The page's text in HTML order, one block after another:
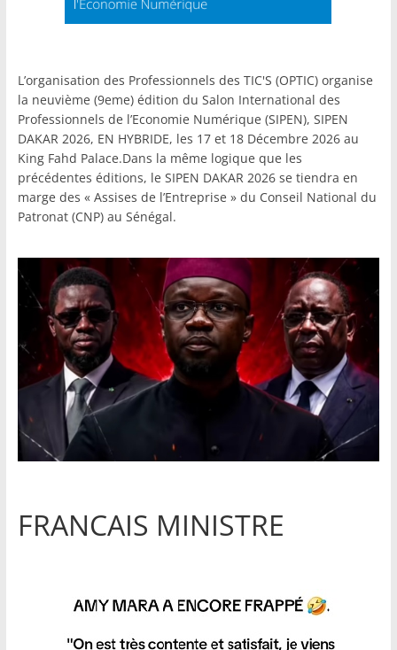
L’organisation des Professionnels des TIC'S (OPTIC) organise
la neuvième (9eme) édition du Salon International des
Professionnels de l’Economie Numérique (SIPEN), SIPEN
DAKAR 2026, EN HYBRIDE, les 17 et 18 Décembre 2026 au
King Fahd Palace.Dans la même logique que les
précédentes éditions, le SIPEN DAKAR 2026 se tiendra en
marge des « Assises de l’Entreprise » du Conseil National du
Patronat (CNP) au Sénégal.
FRANCAIS MINISTRE